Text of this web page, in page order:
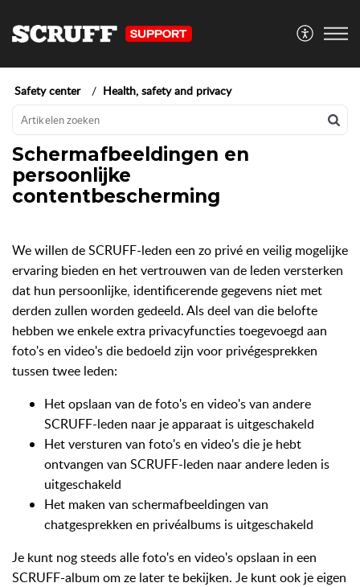
Safety center Health, safety and privacy
Schermafbeeldingen en
persoonlijke
contentbescherming
We willen de SCRUFF-leden een zo privé en veilig mogelijke
ervaring bieden en het vertrouwen van de leden versterken
dat hun persoonlijke, identificerende gegevens niet met
derden zullen worden gedeeld. Als deel van die belofte
hebben we enkele extra privacyfuncties toegevoegd aan
foto's en video's die bedoeld zijn voor privégesprekken
tussen twee leden:
Het opslaan van de foto's en video's van andere
SCRUFF-leden naar je apparaat is uitgeschakeld
Het versturen van foto's en video's die je hebt
ontvangen van SCRUFF-leden naar andere leden is
uitgeschakeld
Het maken van schermafbeeldingen van
chatgesprekken en privéalbums is uitgeschakeld
Je kunt nog steeds alle foto's en video's opslaan in een
SCRUFF-album om ze later te bekijken. Je kunt ook je eigen